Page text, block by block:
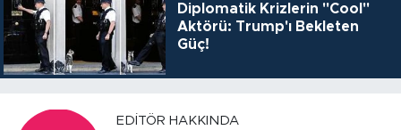
Diplomatik Krizlerin "Cool"
Aktörü: Trump'ı Bekleten
Güç!
EDITÖR HAKKINDA